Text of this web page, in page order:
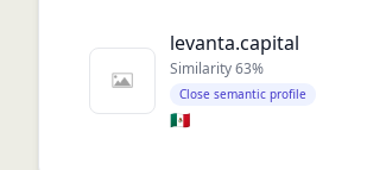
levanta.capital
Similarity63%
Close semantic profile
🇲🇽